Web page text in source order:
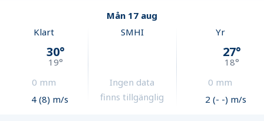
Mån 17 aug
Klart
30°
19°
0 mm
4 (8) m/s
SMHI
Ingen data
finns tillgänglig
Yr
27°
18°
0 mm
2 (- -) m/s